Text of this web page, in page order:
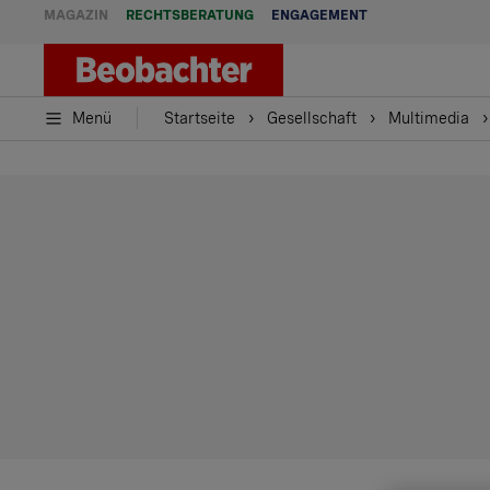
MAGAZIN RECHTSBERATUNG ENGAGEMENT
Menü Startseite Gesellschaft Multimedia